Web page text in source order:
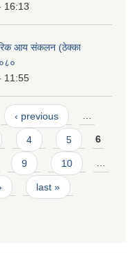
16:13
आय संकलन (ठेक्का
11:55
‹ previous …
4 5 6
9 10 …
last »